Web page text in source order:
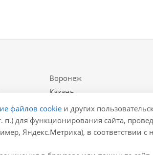
Воронеж
Казань
Красноярск
Москва
Новосибирск
файлов cookieи других
для функционирования сайта,
Яндекс.Метрика), в соответствии с